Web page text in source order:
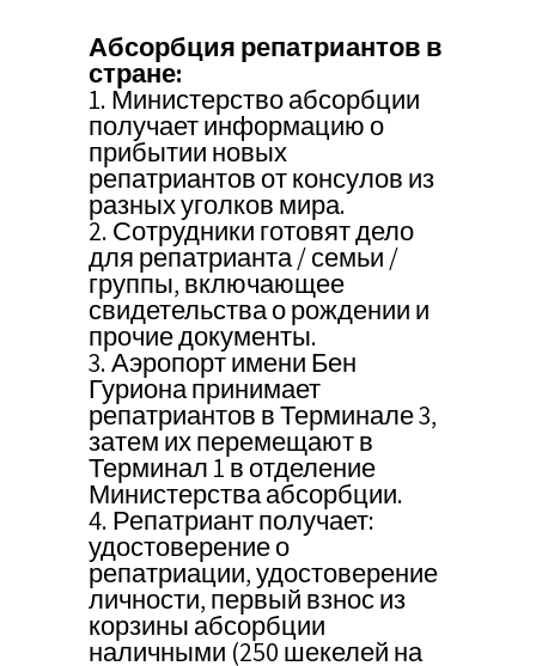
Абсорбция репатриантов в
стране:
1. Министерство абсорбции
получает информацию о
прибытии новых
репатриантов от консулов из
разных уголков мира.
2. Сотрудники готовят дело
для репатрианта / семьи /
группы, включающее
свидетельства о рождении и
прочие документы.
3. Аэропорт имени Бен
Гуриона принимает
репатриантов в Терминале 3,
затем их перемещают в
Терминал 1 в отделение
Министерства абсорбции.
4. Репатриант получает:
удостоверение о
репатриации, удостоверение
личности, первый взнос из
корзины абсорбции
наличными (250 шекелей на